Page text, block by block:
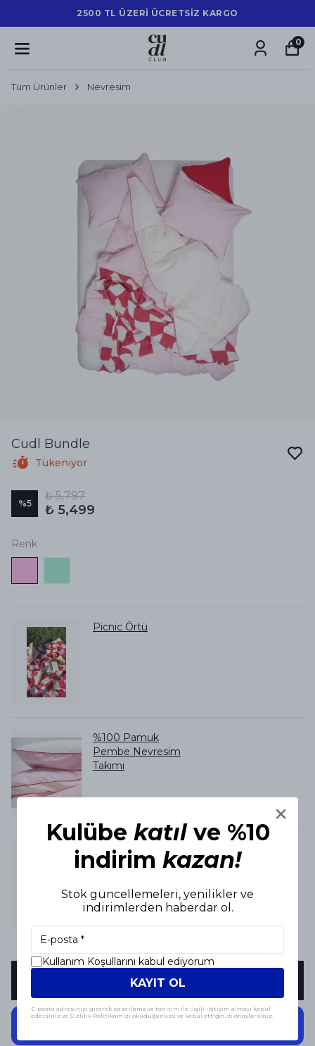
2500 TL ÜZERİ ÜCRETSİZ KARGO
0
Tüm Ürünler Nevresim
Cudl Bundle
Tükeniyor
%5
₺ 5,797
₺ 5,499
Renk
Picnic Örtü
%100 Pamuk
Pembe Nevresim
Takımı
Kırmızı & Pembe
Kırlent
SEPETE EKLE
Kulübe katılve %10
indirim kazan!
Stok güncellemeleri, yenilikler ve
indirimlerden haberdar ol.
Kullanım Koşullarını kabul ediyorum
KAYIT OL
E-posta adresinizi girerek pazarlama ve tanıtım ile ilgili iletişim almayı kabul
edersiniz ve Gizlilik Politikamızı okuduğunuzu ve kabul ettiğinizi onaylarsınız.